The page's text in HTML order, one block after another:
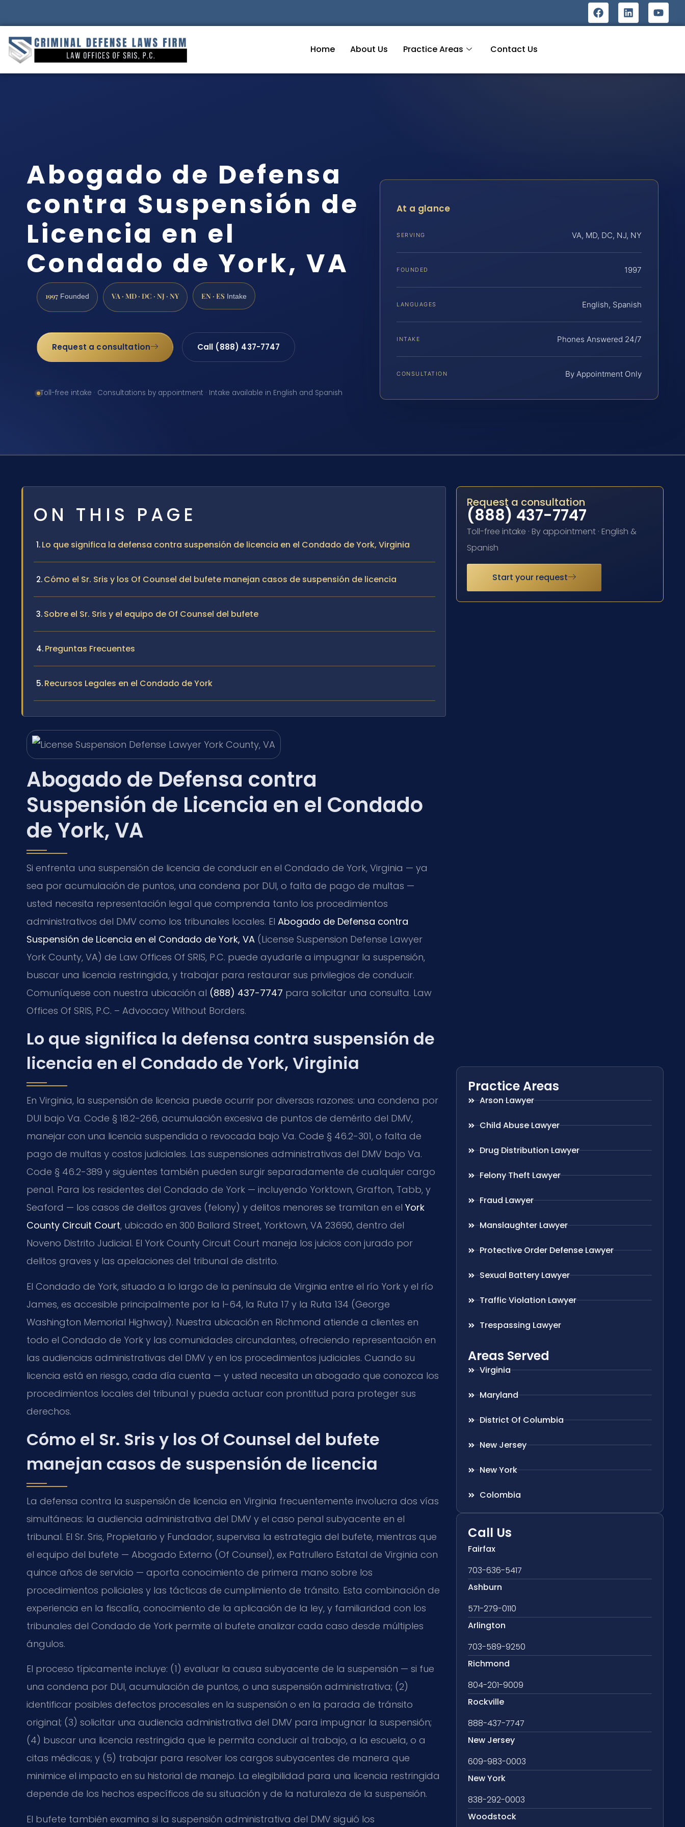
Home About Us Practice Areas Contact Us
Abogado de Defensa
contra Suspensión de
Licencia en el
Condado de York, VA
1997 Founded VA · MD · DC · NJ · NY EN · ES Intake
Request a consultation Call (888) 437-7747
Toll-free intake · Consultations by appointment · Intake available in English and Spanish
At a glance
SERVING VA, MD, DC, NJ, NY
FOUNDED 1997
LANGUAGES English, Spanish
INTAKE Phones Answered 24/7
CONSULTATION By Appointment Only
ON THIS PAGE
Lo que significa la defensa contra suspensión de licencia en el Condado de York, Virginia
Cómo el Sr. Sris y los Of Counsel del bufete manejan casos de suspensión de licencia
Sobre el Sr. Sris y el equipo de Of Counsel del bufete
Preguntas Frecuentes
Recursos Legales en el Condado de York
Abogado de Defensa contra
Suspensión de Licencia en el Condado
de York, VA
Si enfrenta una suspensión de licencia de conducir en el Condado de York, Virginia — ya
sea por acumulación de puntos, una condena por DUI, o falta de pago de multas —
usted necesita representación legal que comprenda tanto los procedimientos
administrativos del DMV como los tribunales locales. El Abogado de Defensa contra
Suspensión de Licencia en el Condado de York, VA (License Suspension Defense Lawyer
York County, VA) de Law Offices Of SRIS, P.C. puede ayudarle a impugnar la suspensión,
buscar una licencia restringida, y trabajar para restaurar sus privilegios de conducir.
Comuníquese con nuestra ubicación al (888) 437-7747 para solicitar una consulta. Law
Offices Of SRIS, P.C. – Advocacy Without Borders.
Lo que significa la defensa contra suspensión de
licencia en el Condado de York, Virginia
En Virginia, la suspensión de licencia puede ocurrir por diversas razones: una condena por
DUI bajo Va. Code § 18.2-266, acumulación excesiva de puntos de demérito del DMV,
manejar con una licencia suspendida o revocada bajo Va. Code § 46.2-301, o falta de
pago de multas y costos judiciales. Las suspensiones administrativas del DMV bajo Va.
Code § 46.2-389 y siguientes también pueden surgir separadamente de cualquier cargo
penal. Para los residentes del Condado de York — incluyendo Yorktown, Grafton, Tabb, y
Seaford — los casos de delitos graves (felony) y delitos menores se tramitan en el York
County Circuit Court, ubicado en 300 Ballard Street, Yorktown, VA 23690, dentro del
Noveno Distrito Judicial. El York County Circuit Court maneja los juicios con jurado por
delitos graves y las apelaciones del tribunal de distrito.
El Condado de York, situado a lo largo de la península de Virginia entre el río York y el río
James, es accesible principalmente por la I-64, la Ruta 17 y la Ruta 134 (George
Washington Memorial Highway). Nuestra ubicación en Richmond atiende a clientes en
todo el Condado de York y las comunidades circundantes, ofreciendo representación en
las audiencias administrativas del DMV y en los procedimientos judiciales. Cuando su
licencia está en riesgo, cada día cuenta — y usted necesita un abogado que conozca los
procedimientos locales del tribunal y pueda actuar con prontitud para proteger sus
derechos.
Cómo el Sr. Sris y los Of Counsel del bufete
manejan casos de suspensión de licencia
La defensa contra la suspensión de licencia en Virginia frecuentemente involucra dos vías
simultáneas: la audiencia administrativa del DMV y el caso penal subyacente en el
tribunal. El Sr. Sris, Propietario y Fundador, supervisa la estrategia del bufete, mientras que
el equipo del bufete — Abogado Externo (Of Counsel), ex Patrullero Estatal de Virginia con
quince años de servicio — aporta conocimiento de primera mano sobre los
procedimientos policiales y las tácticas de cumplimiento de tránsito. Esta combinación de
experiencia en la fiscalía, conocimiento de la aplicación de la ley, y familiaridad con los
tribunales del Condado de York permite al bufete analizar cada caso desde múltiples
ángulos.
El proceso típicamente incluye: (1) evaluar la causa subyacente de la suspensión — si fue
una condena por DUI, acumulación de puntos, o una suspensión administrativa; (2)
identificar posibles defectos procesales en la suspensión o en la parada de tránsito
original; (3) solicitar una audiencia administrativa del DMV para impugnar la suspensión;
(4) buscar una licencia restringida que le permita conducir al trabajo, a la escuela, o a
citas médicas; y (5) trabajar para resolver los cargos subyacentes de manera que
minimice el impacto en su historial de manejo. La elegibilidad para una licencia restringida
depende de los hechos específicos de su situación y de la naturaleza de la suspensión.
El bufete también examina si la suspensión administrativa del DMV siguió los
Request a consultation
(888) 437-7747
Toll-free intake · By appointment · English &
Spanish
Start your request
Practice Areas
Arson Lawyer
Child Abuse Lawyer
Drug Distribution Lawyer
Felony Theft Lawyer
Fraud Lawyer
Manslaughter Lawyer
Protective Order Defense Lawyer
Sexual Battery Lawyer
Traffic Violation Lawyer
Trespassing Lawyer
Areas Served
Virginia
Maryland
District Of Columbia
New Jersey
New York
Colombia
Call Us
Fairfax
703-636-5417
Ashburn
571-279-0110
Arlington
703-589-9250
Richmond
804-201-9009
Rockville
888-437-7747
New Jersey
609-983-0003
New York
838-292-0003
Woodstock